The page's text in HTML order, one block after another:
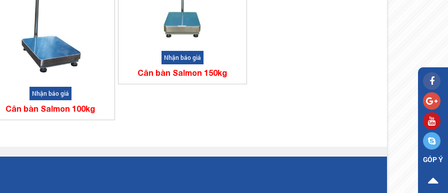
Nhận báo giá
Cân bàn Salmon 100kg
Nhận báo giá
Cân bàn Salmon 150kg
GÓP Ý